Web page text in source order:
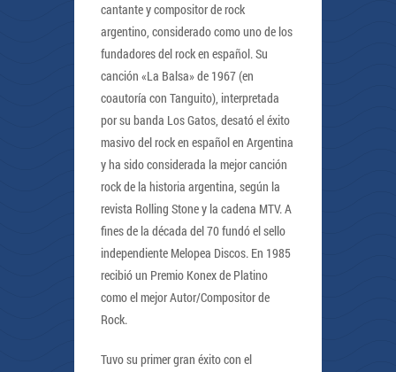
cantante y compositor de rock
argentino, considerado como uno de los
fundadores del rock en español. Su
canción «La Balsa» de 1967 (en
coautoría con Tanguito), interpretada
por su banda Los Gatos, desató el éxito
masivo del rock en español en Argentina
y ha sido considerada la mejor canción
rock de la historia argentina, según la
revista Rolling Stone y la cadena MTV. A
fines de la década del 70 fundó el sello
independiente Melopea Discos. En 1985
recibió un Premio Konex de Platino
como el mejor Autor/Compositor de
Rock.
Tuvo su primer gran éxito con el